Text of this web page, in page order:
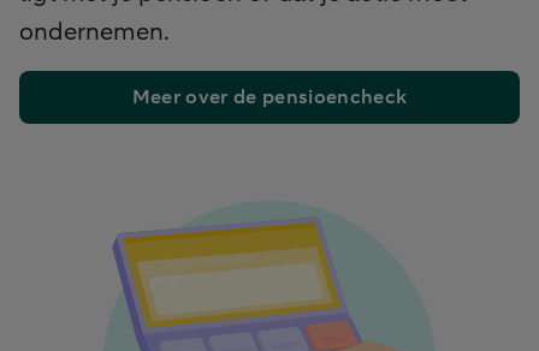
ondernemen.
Meer over de pensioencheck